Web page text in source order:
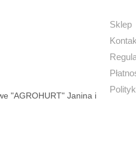
"AGROHURT" Janina i
Sklep